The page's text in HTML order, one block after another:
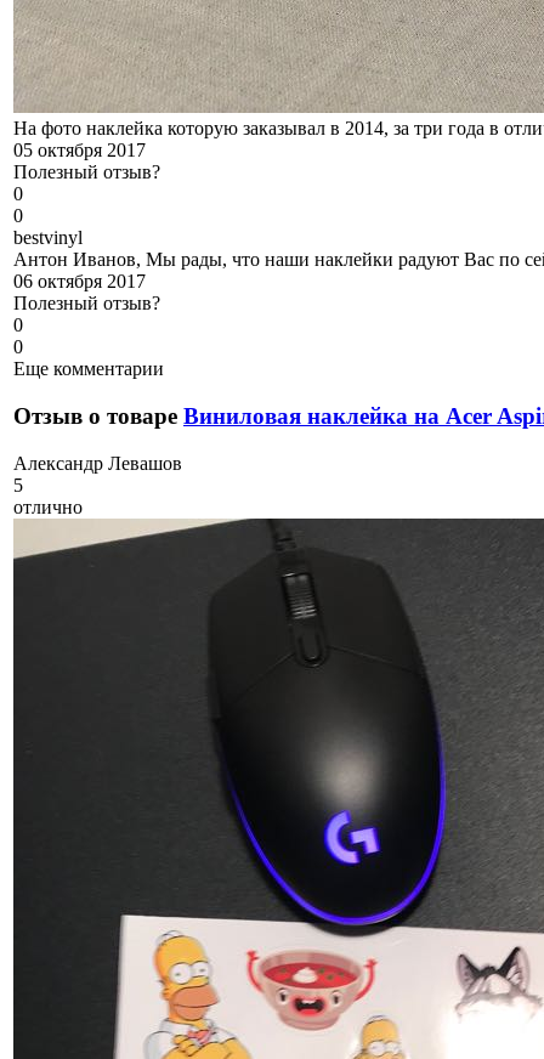
На фото наклейка которую заказывал в 2014, за три года в
05 октября 2017
Полезный отзыв?
0
0
bestvinyl
Антон Иванов, Мы рады, что наши наклейки радуют Вас по
06 октября 2017
Полезный отзыв?
0
0
Еще комментарии
Отзыв о товаре Виниловая наклейка на Acer
Александр Левашов
5
отлично